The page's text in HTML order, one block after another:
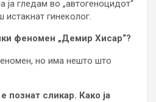
ја гледам во „автогеноцидот“
гинеколог.
феномен „Демир Хисар“?
но има нешто што
познат сликар. Како ја